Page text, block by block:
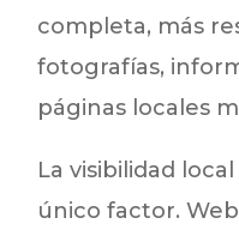
completa, más
fotografías,
páginas locales
La visibilidad
único factor.